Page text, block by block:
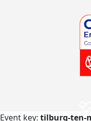
Event key: tilburg-ten-